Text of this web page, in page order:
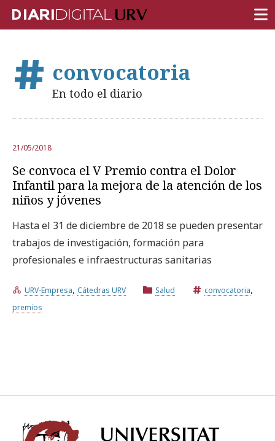
INVESTIGACIÓN
VIDA EN EL CAMPUS
COMUNIDAD URV
REPORTAJES
Ámbitos universitarios
ESPAÑOL CATALÀ ENGLISH
convocatoria
En todo el diario
21/05/2018
Se convoca el V Premio contra el Dolor
Infantil para la mejora de la atención de los
niños y jóvenes
Hasta el 31 de diciembre de 2018 se pueden presentar
trabajos de investigación, formación para
profesionales e infraestructuras sanitarias
URV-Empresa, Cátedras URV Salud convocatoria,
premios